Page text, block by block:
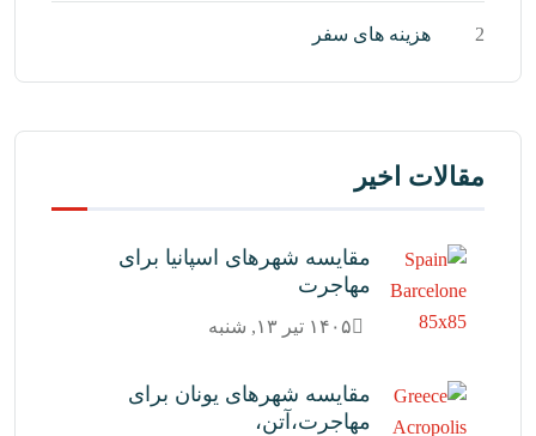
هزینه های سفر
مقالات اخیر
مقایسه شهرهای اسپانیا برای
مهاجرت
۱۴۰۵ تیر ۱۳, شنبه
مقایسه شهرهای یونان برای
مهاجرت،آتن،